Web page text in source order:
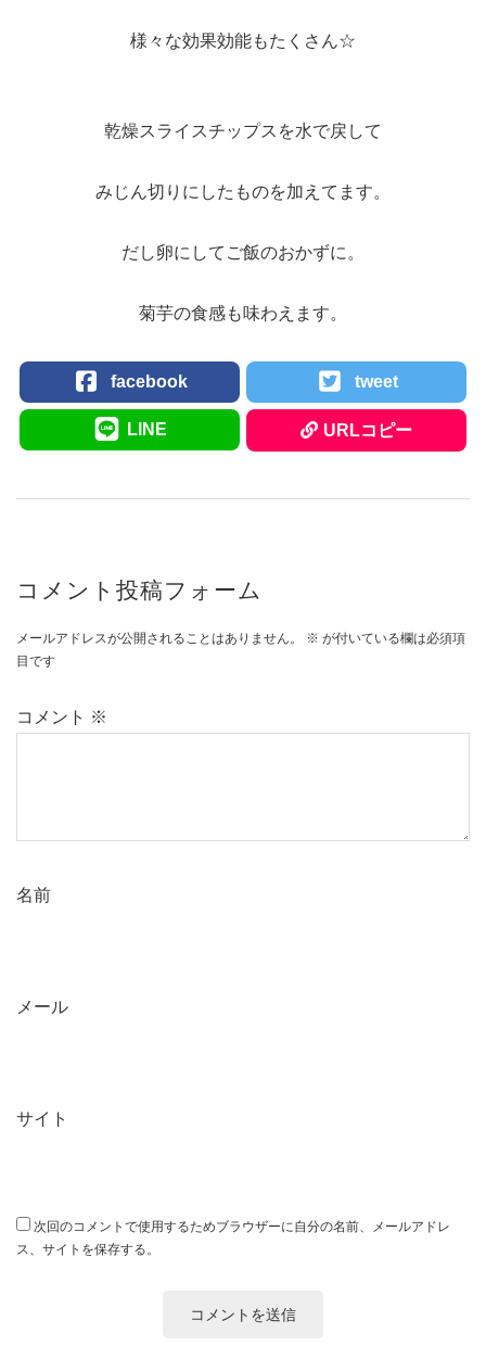
様々な効果効能もたくさん☆
乾燥スライスチップスを水で戻して
みじん切りにしたものを加えてます。
だし卵にしてご飯のおかずに。
菊芋の食感も味わえます。
facebook tweet
LINE URLコピー
コメント投稿フォーム
メールアドレスが公開されることはありません。 ※ が付いている欄は必須項
目です
コメント ※
名前
メール
サイト
次回のコメントで使用するためブラウザーに自分の名前、メールアドレ
ス、サイトを保存する。